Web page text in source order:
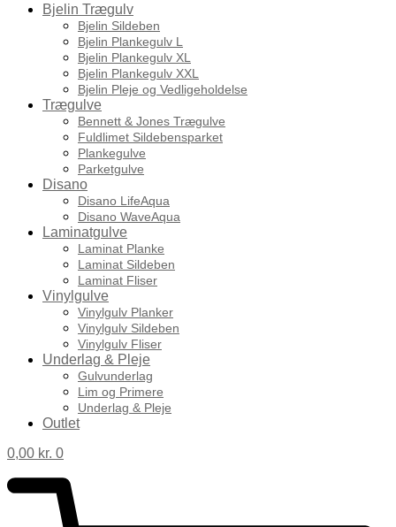
Bjelin Trægulv
Bjelin Sildeben
Bjelin Plankegulv L
Bjelin Plankegulv XL
Bjelin Plankegulv XXL
Bjelin Pleje og Vedligeholdelse
Trægulve
Bennett & Jones Trægulve
Fuldlimet Sildebensparket
Plankegulve
Parketgulve
Disano
Disano LifeAqua
Disano WaveAqua
Laminatgulve
Laminat Planke
Laminat Sildeben
Laminat Fliser
Vinylgulve
Vinylgulv Planker
Vinylgulv Sildeben
Vinylgulv Fliser
Underlag & Pleje
Gulvunderlag
Lim og Primere
Underlag & Pleje
Outlet
0,00 kr. 0